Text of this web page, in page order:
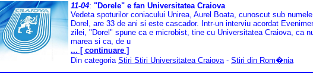
11-04: "Dorele" e fan Universitatea Craiova
Vedeta spoturilor coniacului Unirea, Aurel Boata, cunoscut sub
Dorel, are 33 de ani si este cascador. Intr-un interviu acordat
zilei, "Dorel" spune ca e microbist, tine cu Universitatea Craiova, ca
marea si ca, de u
... [ continuare ]
Din categoria Stiri Stiri Universitatea Craiova - Stiri din Rom�nia